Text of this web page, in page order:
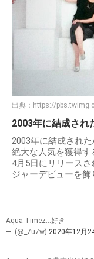
出典： https://
2003年に結成され
2003年に結成され
絶大な人気を獲得
4月5日にリリース
ジャーデビューを飾
Aqua Timez…好き
— ㅤ (@_7u7w) 2020年12月